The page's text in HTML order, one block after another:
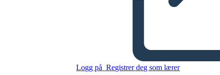
Logg på Registrer deg som lærer